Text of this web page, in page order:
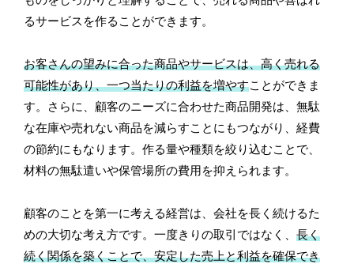
るサービスを作ることができます。
お客さんの望みに合った商品やサービスは、高く売れる
可能性があり、一つ当たりの利益を増やすことができま
す。さらに、顧客のニーズに合わせた商品開発は、無駄
な在庫や売れない商品を減らすことにもつながり、経費
の節約にもなります。作る量や種類を絞り込むことで、
材料の無駄遣いや保管場所の費用を抑えられます。
顧客のことを第一に考える経営は、会社を長く続けるた
めの大切な考え方です。一度きりの取引ではなく、長く
続く関係を築くことで、安定した売上と利益を確保でき